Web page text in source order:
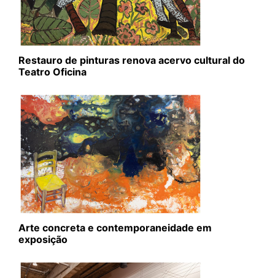
Restauro de pinturas renova acervo cultural do
Teatro Oficina
Arte concreta e contemporaneidade em
exposição